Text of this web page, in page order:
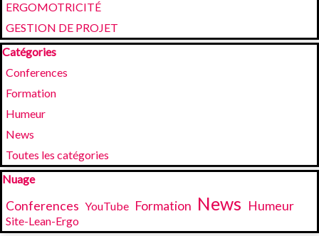
ERGOMOTRICITÉ
GESTION DE PROJET
Sauter le bloc Catégories
Catégories
Conferences
Formation
Humeur
News
Toutes les catégories
Sauter le bloc Nuage
Nuage
Conferences YouTube Formation News Humeur
Site-Lean-Ergo